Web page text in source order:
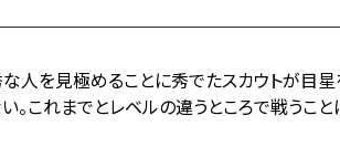
人を見極めることに秀でたスカウトが目星
これまでとレベルの違うところで戦うこと